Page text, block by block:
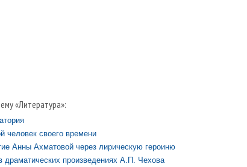
«Литература»:
человек своего времени
Анны Ахматовой через лирическую героиню
драматических произведениях А.П. Чехова